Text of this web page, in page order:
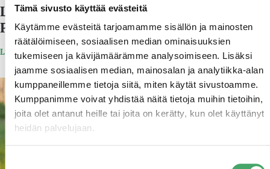
Tämä sivusto käyttää evästeitä
Käytämme evästeitä tarjoamamme sisällön ja mainosten
räätälöimiseen, sosiaalisen median ominaisuuksien
tukemiseen ja kävijämäärämme analysoimiseen. Lisäksi
jaamme sosiaalisen median, mainosalan ja analytiikka-alan
kumppaneillemme tietoja siitä, miten käytät sivustoamme.
Kumppanimme voivat yhdistää näitä tietoja muihin tietoihin,
joita olet antanut heille tai joita on kerätty, kun olet käyttänyt
heidän palvelujaan.
Laura Pirhonen vahvistamaan Juuri
Partnersin tiimiä 18.3.2019 alkaen
Lue lisää
7.11.2018